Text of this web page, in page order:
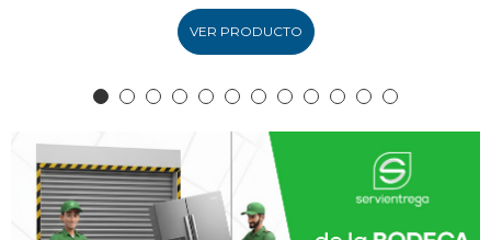
VER PRODUCTO